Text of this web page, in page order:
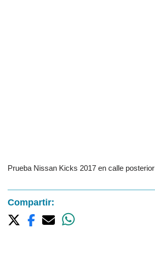
Prueba Nissan Kicks 2017 en calle posterior
Compartir: